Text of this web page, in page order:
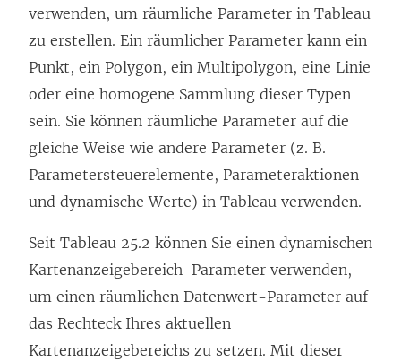
verwenden, um räumliche Parameter in Tableau
zu erstellen. Ein räumlicher Parameter kann ein
Punkt, ein Polygon, ein Multipolygon, eine Linie
oder eine homogene Sammlung dieser Typen
sein. Sie können räumliche Parameter auf die
gleiche Weise wie andere Parameter (z. B.
Parametersteuerelemente, Parameteraktionen
und dynamische Werte) in Tableau verwenden.
Seit Tableau 25.2 können Sie einen dynamischen
Kartenanzeigebereich-Parameter verwenden,
um einen räumlichen Datenwert-Parameter auf
das Rechteck Ihres aktuellen
Kartenanzeigebereichs zu setzen. Mit dieser